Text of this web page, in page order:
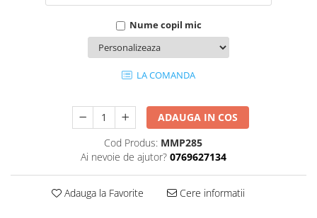
Nume copil mic
LA COMANDA
ADAUGA IN COS
Cod Produs: MMP285
Ai nevoie de ajutor? 0769627134
Adauga la Favorite Cere informatii